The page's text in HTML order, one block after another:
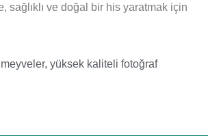
sağlıklı ve doğal bir his yaratmak için
, yüksek kaliteli fotoğraf